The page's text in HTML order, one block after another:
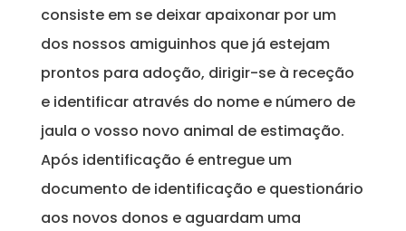
consiste em se deixar apaixonar por um
dos nossos amiguinhos que já estejam
prontos para adoção, dirigir-se à receção
e identificar através do nome e número de
jaula o vosso novo animal de estimação.
Após identificação é entregue um
documento de identificação e questionário
aos novos donos e aguardam uma